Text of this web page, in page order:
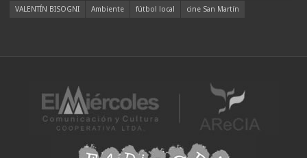
VALENTÍN BISOGNI
Ambiente fútbol local cine San Martín